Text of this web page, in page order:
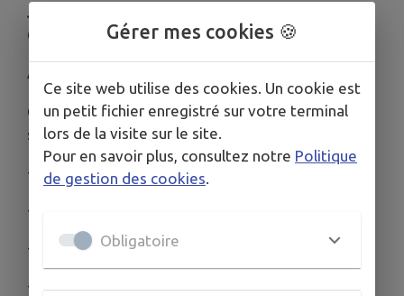
J-2 avant la Fête de la Musique à Cannes-et-
Clairan !
Avez-vous réservé votre place ?
On vous attend le 20 juin pour une journée et une
soirée placées sous le signe de la convivialité :
- Concours de boules dès 15h
- Apéro musical avec DJ Bosco à 18h
- Repas gourmand à 20h (17€)
- Concert LIVE du Groupe Sensation à 21h
Gérer mes cookies 🍪
Ce site web utilise des cookies. Un cookie est
un petit fichier enregistré sur votre terminal
lors de la visite sur le site.
Pour en savoir plus, consultez notre Politique
de gestion des cookies.
Obligatoire